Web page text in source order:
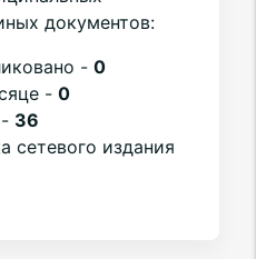
документов:
- 0
- 0
36
сетевого издания